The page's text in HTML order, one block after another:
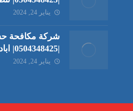
يناير 24, 2024
شركة مكافحة
|0504348425| ابادة فورية
يناير 24, 2024